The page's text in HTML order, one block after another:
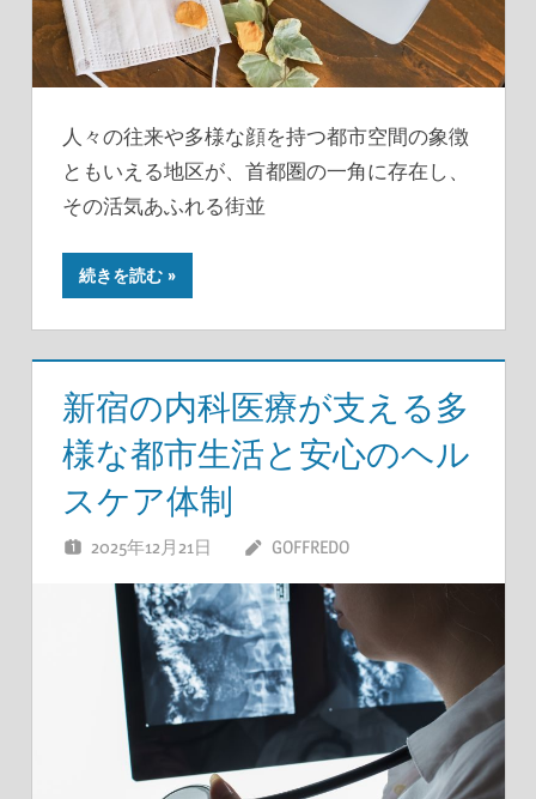
人々の往来や多様な顔を持つ都市空間の象徴
ともいえる地区が、首都圏の一角に存在し、
その活気あふれる街並
続きを読む
新宿の内科医療が支える多
様な都市生活と安心のヘル
スケア体制
2025年12月21日 GOFFREDO